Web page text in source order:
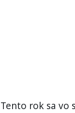
Tento rok sa vo